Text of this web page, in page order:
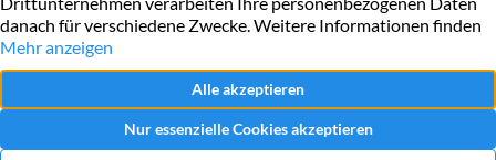
+49 40 600
Schreiben Sie uns